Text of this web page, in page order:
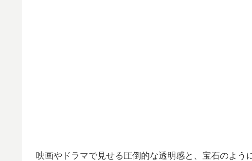
映画やドラマで見せる圧倒的な透明感と、宝石のよう